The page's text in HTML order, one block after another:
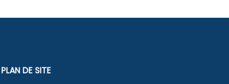
PLAN DE SITE